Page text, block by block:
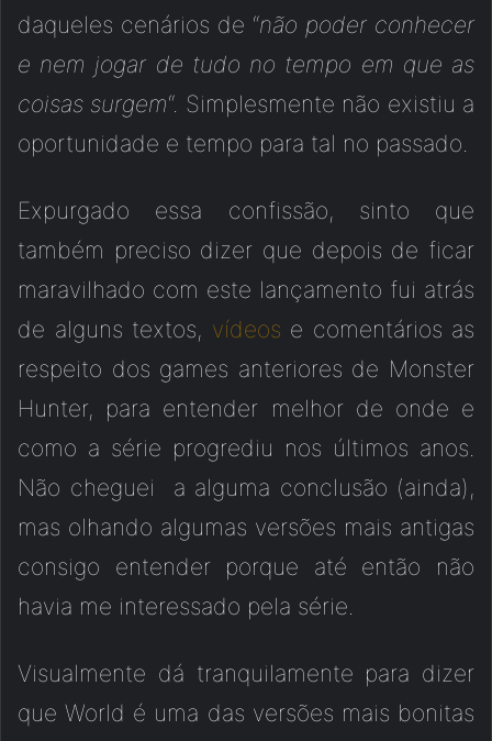
daqueles cenários de “não poder conhecer
e nem jogar de tudo no tempo em que as
coisas surgem“. Simplesmente não existiu a
oportunidade e tempo para tal no passado.
Expurgado essa confissão, sinto que
também preciso dizer que depois de ficar
maravilhado com este lançamento fui atrás
de alguns textos, vídeos e comentários as
respeito dos games anteriores de Monster
Hunter, para entender melhor de onde e
como a série progrediu nos últimos anos.
Não cheguei a alguma conclusão (ainda),
mas olhando algumas versões mais antigas
consigo entender porque até então não
havia me interessado pela série.
Visualmente dá tranquilamente para dizer
que World é uma das versões mais bonitas